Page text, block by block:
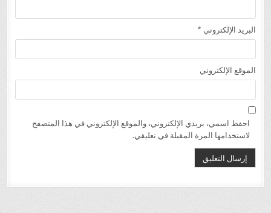
البريد الإلكتروني *
الموقع الإلكتروني
احفظ اسمي، بريدي الإلكتروني، والموقع الإلكتروني في هذا المتصفح
لاستخدامها المرة المقبلة في تعليقي.